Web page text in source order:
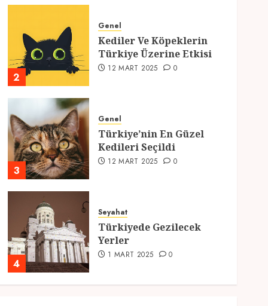
2
Genel
Kediler Ve Köpeklerin
Türkiye Üzerine Etkisi
12 MART 2025 0
3
Genel
Türkiye’nin En Güzel
Kedileri Seçildi
12 MART 2025 0
4
Seyahat
Türkiyede Gezilecek
Yerler
1 MART 2025 0